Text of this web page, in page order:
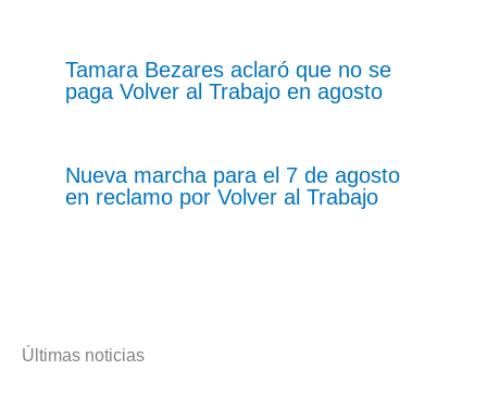
Tamara Bezares aclaró que no se
paga Volver al Trabajo en agosto
Nueva marcha para el 7 de agosto
en reclamo por Volver al Trabajo
Últimas noticias